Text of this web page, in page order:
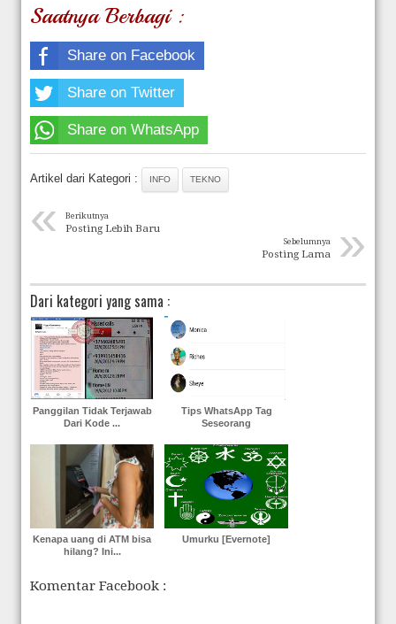
Saatnya Berbagi :
Share on Facebook
Share on Twitter
Share on WhatsApp
Artikel dari Kategori : INFO TEKNO
« Berikutnya
Posting Lebih Baru »
Sebelumnya
Posting Lama
Dari kategori yang sama :
Panggilan Tidak Terjawab
Dari Kode ...
Tips WhatsApp Tag
Seseorang
Kenapa uang di ATM bisa
hilang? Ini...
Umurku [Evernote]
Komentar Facebook :